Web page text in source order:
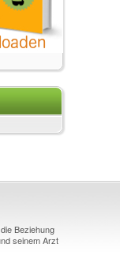
Beziehung
seinem Arzt